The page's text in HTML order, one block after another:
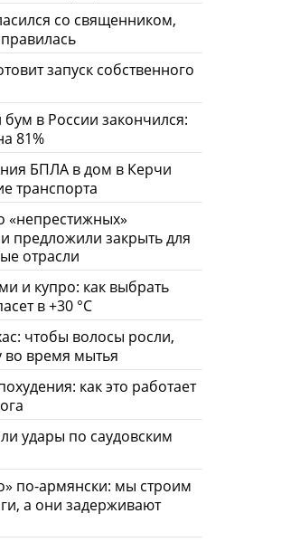
со священником,
запуск собственного
в России закончился:
81%
БПЛА в дом в Керчи
транспорта
«непрестижных»
предложили закрыть для
отрасли
и купро: как выбрать
в +30 °C
чтобы волосы росли,
во время мытья
как это работает
удары по саудовским
по-армянски: мы строим
а они задерживают